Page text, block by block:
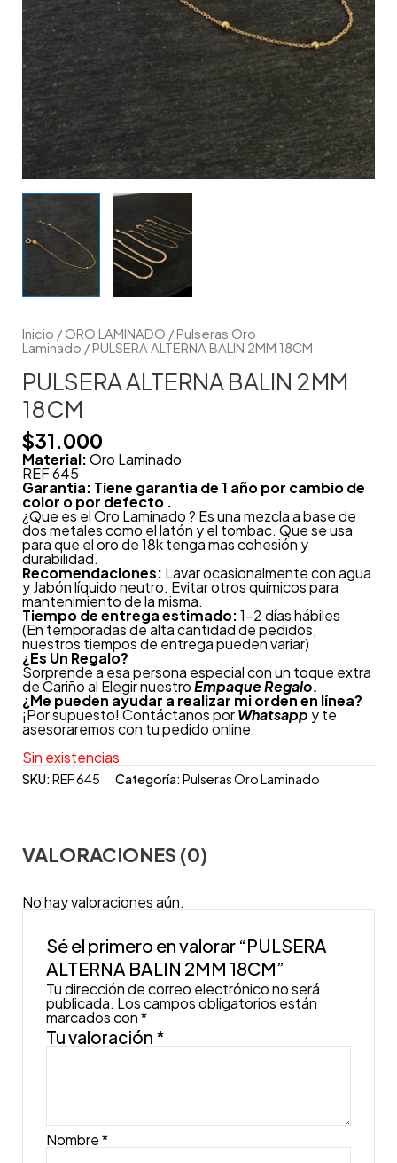
Inicio / ORO LAMINADO /Pulseras Oro
Laminado / PULSERA ALTERNA BALIN 2MM 18CM
PULSERA ALTERNA BALIN 2MM
18CM
$31.000
Material:Oro Laminado
REF 645
Garantia: Tiene garantia de 1 año por cambio de
color o por defecto .
¿Que es el Oro Laminado ? Es una mezcla a base de
dos metales como el latón y el tombac. Que se usa
para que el oro de 18k tenga mas cohesión y
durabilidad.
Recomendaciones: Lavar ocasionalmente con agua
y Jabón líquido neutro. Evitar otros quimicos para
mantenimiento de la misma.
Tiempo de entrega estimado:1-2 días hábiles
(En temporadas de alta cantidad de pedidos,
nuestros tiempos de entrega pueden variar)
¿Es Un Regalo?
Sorprende a esa persona especial con un toque extra
de Cariño al Elegir nuestroEmpaque Regalo.
¿Me pueden ayudar a realizar mi orden en línea?
¡Por supuesto! Contáctanos porWhatsapp y te
asesoraremos con tu pedido online.
Sin existencias
SKU:REF 645 Categoría:Pulseras Oro Laminado
VALORACIONES (0)
No hay valoraciones aún.
Sé el primero en valorar “PULSERA
ALTERNA BALIN 2MM 18CM”
Tu dirección de correo electrónico no será
publicada. Los campos obligatorios están
marcados con*
Tu valoración *
Nombre*